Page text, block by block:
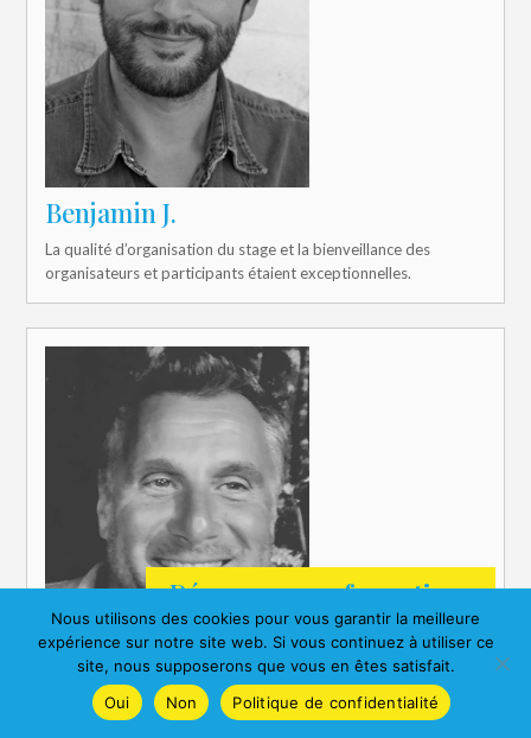
Benjamin J.
La qualité d’organisation du stage et la bienveillance des
organisateurs et participants étaient exceptionnelles.
Jacques N.
Découvrez nos formations
Nous utilisons des cookies pour vous garantir la meilleure
expérience sur notre site web. Si vous continuez à utiliser ce
site, nous supposerons que vous en êtes satisfait.
Oui
Non Politique de confidentialité